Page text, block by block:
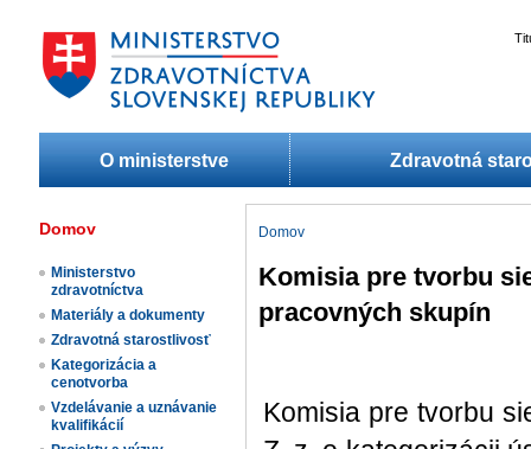
O ministerstve Zdravotná
Domov
Ministerstvo
zdravotníctva
Materiály a dokumenty
Zdravotná starostlivosť
Kategorizácia a
cenotvorba
Vzdelávanie a uznávanie
kvalifikácií
Domov
Komisia pre tvorbu
pracovných skupín
Komisia pre tvorbu